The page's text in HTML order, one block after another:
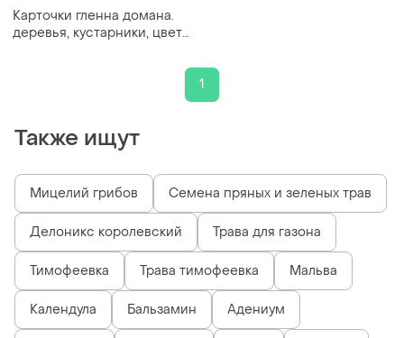
Карточки гленна домана.
деревья, кустарники, цветы
1
Также ищут
Мицелий грибов Семена пряных и зеленых трав
Делоникс королевский Трава для газона
Тимофеевка Трава тимофеевка Мальва
Календула Бальзамин Адениум